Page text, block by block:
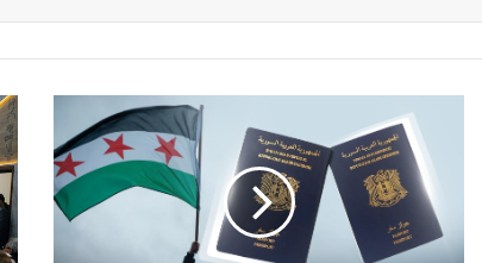
ورسوم
لاستخراج
جواز
السفر